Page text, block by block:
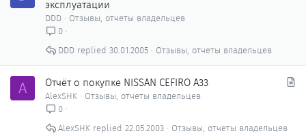
эксплуатации
DDD
Отзывы, отчеты владельцев
0
Отзывы, отчеты владельцев
30.01.2005
DDD
A Отчёт о покупке NISSAN CEFIRO A33
AlexSHK
Отзывы, отчеты владельцев
0
Отзывы, отчеты владельцев
22.05.2003
AlexSHK